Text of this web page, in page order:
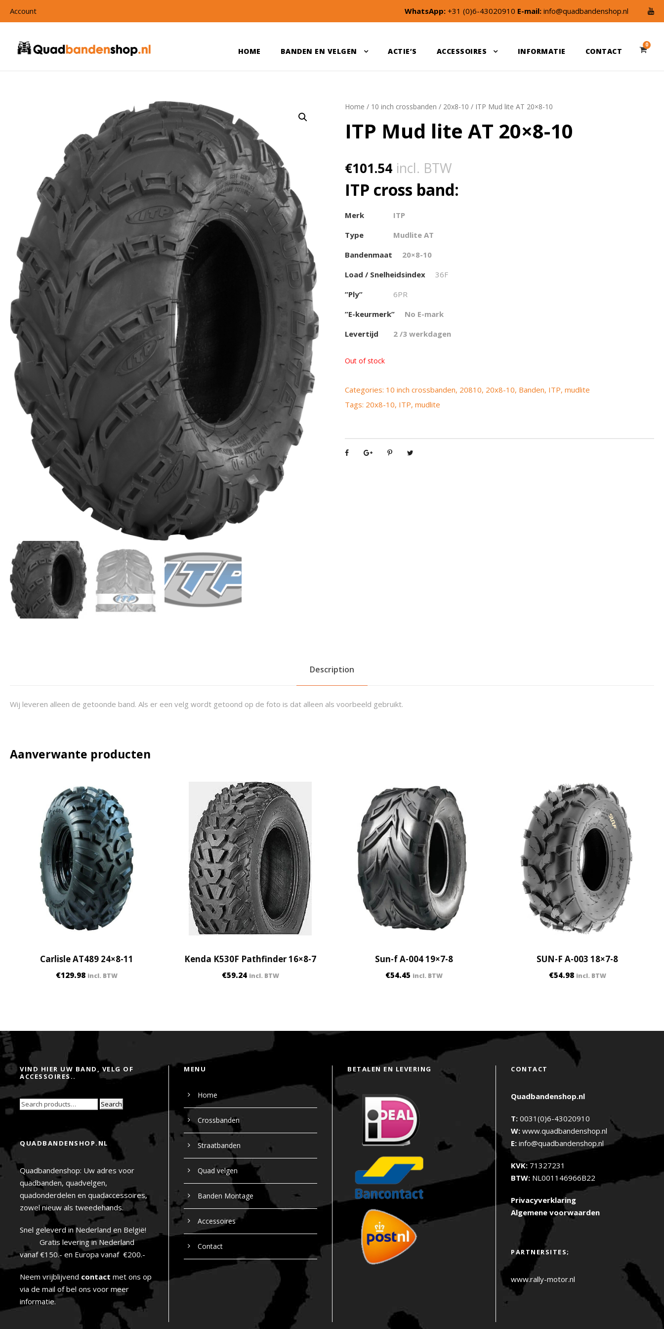
Account WhatsApp: +31 (0)6-43020910 E-mail: info@quadbandenshop.nl
HOME BANDEN EN VELGEN ACTIE’S ACCESSOIRES INFORMATIE CONTACT
0
Home / 10 inch crossbanden / 20x8-10 / ITP Mud lite AT 20×8-10
ITP Mud lite AT 20×8-10
€101.54 incl. BTW
ITP cross band:
Merk
ITP
Type
Mudlite AT
Bandenmaat
20×8-10
Load / Snelheidsindex
36F
”Ply”
6PR
”E-keurmerk”
No E-mark
Levertijd
2 /3 werkdagen
Out of stock
Categories: 10 inch crossbanden, 20810, 20x8-10, Banden, ITP,mudlite
Tags: 20x8-10, ITP,mudlite
Description
Wij leveren alleen de getoonde band. Als er een velg wordt getoond op de foto is dat alleen als voorbeeld gebruikt.
Aanverwante producten
Carlisle AT489 24×8-11
€129.98 incl. BTW
Kenda K530F Pathfinder 16×8-7
€59.24 incl. BTW
Sun-f A-004 19×7-8
€54.45 incl. BTW
SUN-F A-003 18×7-8
€54.98 incl. BTW
VIND HIER UW BAND, VELG OF
ACCESSOIRES..
Search
QUADBANDENSHOP.NL
Quadbandenshop: Uw adres voor
quadbanden, quadvelgen,
quadonderdelen en quadaccessoires,
zowel nieuw als tweedehands.
Snel geleverd in Nederland en België!
Gratis levering in Nederland
vanaf €150.- en Europa vanaf €200.-
Neem vrijblijvend contact met ons op
via de mail of bel ons voor meer
informatie.
MENU
Home
Crossbanden
Straatbanden
Quad velgen
Banden Montage
Accessoires
Contact
BETALEN EN LEVERING CONTACT
Quadbandenshop.nl
T: 0031(0)6-43020910
W: www.quadbandenshop.nl
E: info@quadbandenshop.nl
KVK: 71327231
BTW: NL001146966B22
Privacyverklaring
Algemene voorwaarden
PARTNERSITES;
www.rally-motor.nl